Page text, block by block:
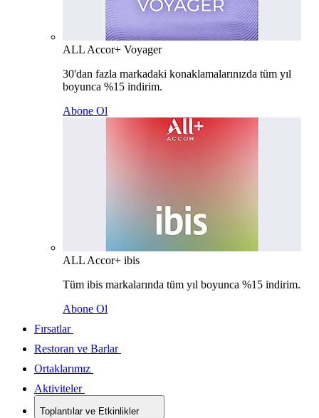
ALL Accor+ Voyager
30'dan fazla markadaki konaklamalarınızda tüm yıl
boyunca %15 indirim.
Abone Ol
ALL Accor+ ibis
Tüm ibis markalarında tüm yıl boyunca %15 indirim.
Abone Ol
Fırsatlar
Restoran ve Barlar
Ortaklarımız
Aktiviteler
Toplantılar ve Etkinlikler